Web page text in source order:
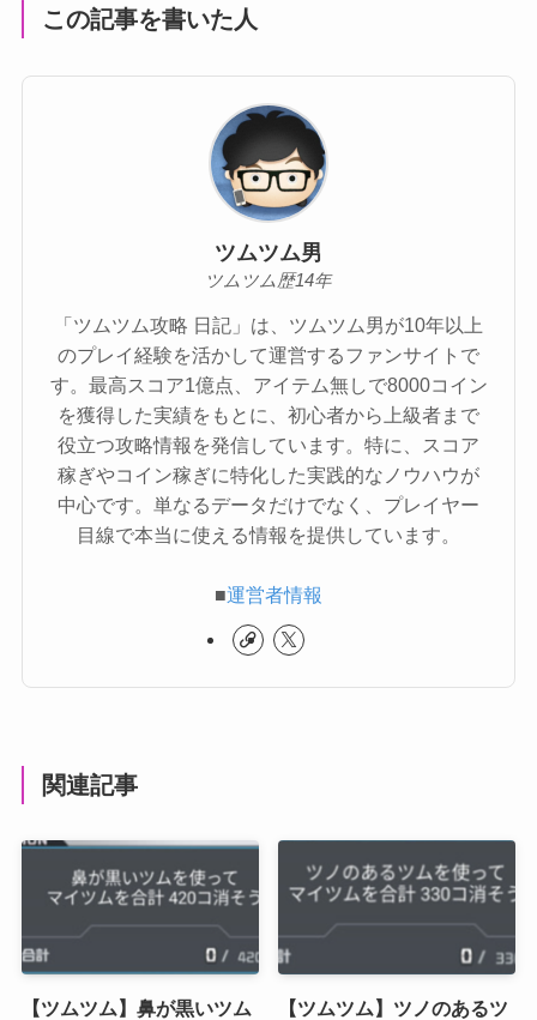
この記事を書いた人
ツムツム男
ツムツム歴14年
「ツムツム攻略 日記」は、ツムツム男が10年以上
のプレイ経験を活かして運営するファンサイトで
す。最高スコア1億点、アイテム無しで8000コイン
を獲得した実績をもとに、初心者から上級者まで
役立つ攻略情報を発信しています。特に、スコア
稼ぎやコイン稼ぎに特化した実践的なノウハウが
中心です。単なるデータだけでなく、プレイヤー
目線で本当に使える情報を提供しています。
■運営者情報
関連記事
【ツムツム】鼻が黒いツム
【ツムツム】ツノのあるツ